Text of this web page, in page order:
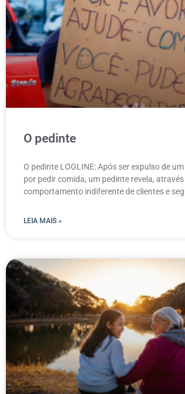
O pedinte
O pedinte LOGLINE: Após ser expulso de
por pedir comida, um pedinte revela,
comportamento indiferente de clientes e
LEIA MAIS »